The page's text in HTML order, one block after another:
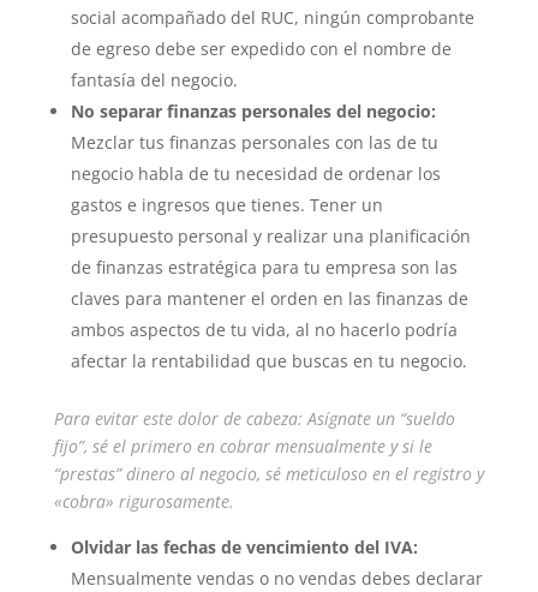
social acompañado del RUC, ningún comprobante
de egreso debe ser expedido con el nombre de
fantasía del negocio.
No separar finanzas personales del negocio:
Mezclar tus finanzas personales con las de tu
negocio habla de tu necesidad de ordenar los
gastos e ingresos que tienes. Tener un
presupuesto personal y realizar una planificación
de finanzas estratégica para tu empresa son las
claves para mantener el orden en las finanzas de
ambos aspectos de tu vida, al no hacerlo podría
afectar la rentabilidad que buscas en tu negocio.
Para evitar este dolor de cabeza: Asígnate un “sueldo
fijo”, sé el primero en cobrar mensualmente y si le
“prestas” dinero al negocio, sé meticuloso en el registro y
«cobra» rigurosamente.
Olvidar las fechas de vencimiento del IVA:
Mensualmente vendas o no vendas debes declarar